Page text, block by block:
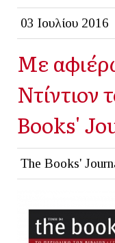
03 Ιουλίου 2016
Με
Ντίντιον
Books'
The Books'